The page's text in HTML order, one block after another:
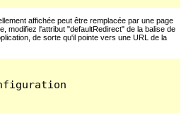
affichée peut être remplacée par une page
modifiez l'attribut "defaultRedirect" de la balise de
de sorte qu'il pointe vers une URL de la